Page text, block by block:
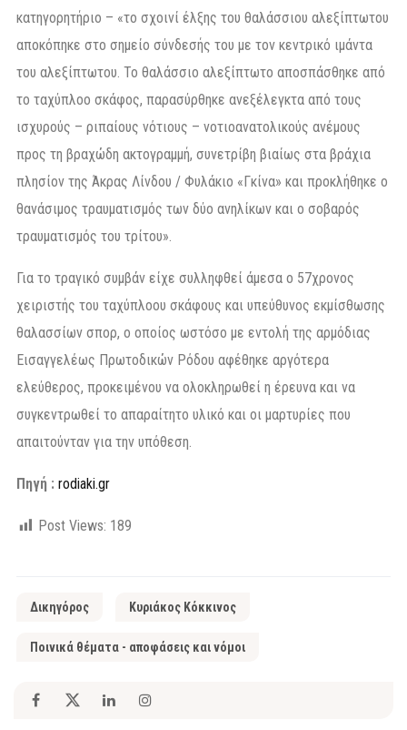
κατηγορητήριο – «το σχοινί έλξης του θαλάσσιου αλεξίπτωτου
αποκόπηκε στο σημείο σύνδεσής του με τον κεντρικό ιμάντα
του αλεξίπτωτου. Το θαλάσσιο αλεξίπτωτο αποσπάσθηκε από
το ταχύπλοο σκάφος, παρασύρθηκε ανεξέλεγκτα από τους
ισχυρούς – ριπαίους νότιους – νοτιοανατολικούς ανέμους
προς τη βραχώδη ακτογραμμή, συνετρίβη βιαίως στα βράχια
πλησίον της Άκρας Λίνδου / Φυλάκιο «Γκίνα» και προκλήθηκε ο
θανάσιμος τραυματισμός των δύο ανηλίκων και ο σοβαρός
τραυματισμός του τρίτου».
Για το τραγικό συμβάν είχε συλληφθεί άμεσα ο 57χρονος
χειριστής του ταχύπλοου σκάφους και υπεύθυνος εκμίσθωσης
θαλασσίων σπορ, ο οποίος ωστόσο με εντολή της αρμόδιας
Εισαγγελέως Πρωτοδικών Ρόδου αφέθηκε αργότερα
ελεύθερος, προκειμένου να ολοκληρωθεί η έρευνα και να
συγκεντρωθεί το απαραίτητο υλικό και οι μαρτυρίες που
απαιτούνταν για την υπόθεση.
Πηγή : rodiaki.gr
Post Views: 189
Δικηγόρος Κυριάκος Κόκκινος
Ποινικά θέματα - αποφάσεις και νόμοι